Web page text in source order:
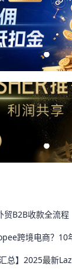
贸B2B收款全流程
跨境电商？10
总】2025最新